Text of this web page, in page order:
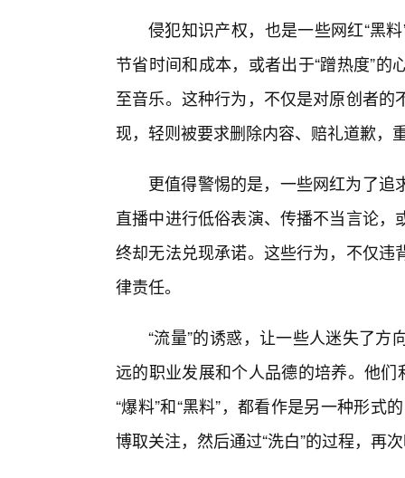
侵犯知识产权，也是一些网红“黑
节省时间和成本，或者出于“蹭热度”
至音乐。这种行为，不仅是对原创者
现，轻则被要求删除内容、赔礼道歉，
更值得警惕的是，一些网红为了
直播中进行低俗表演、传播不当言论
终却无法兑现承诺。这些行为，不仅
律责任。
“流量”的诱惑，让一些人迷失了
远的职业发展和个人品德的培养。他
“爆料”和“黑料”，都看作是另一种形式
博取关注，然后通过“洗白”的过程，再